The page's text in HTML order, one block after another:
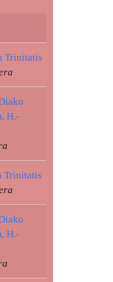
Trinitatis
H.-
Trinitatis
H.-